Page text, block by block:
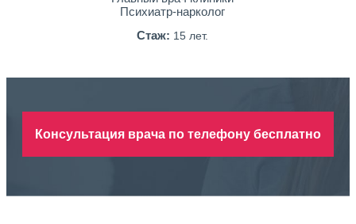
Психиатр-нарколог
Стаж: 15 лет.
Консультация врача по телефону бесплатно